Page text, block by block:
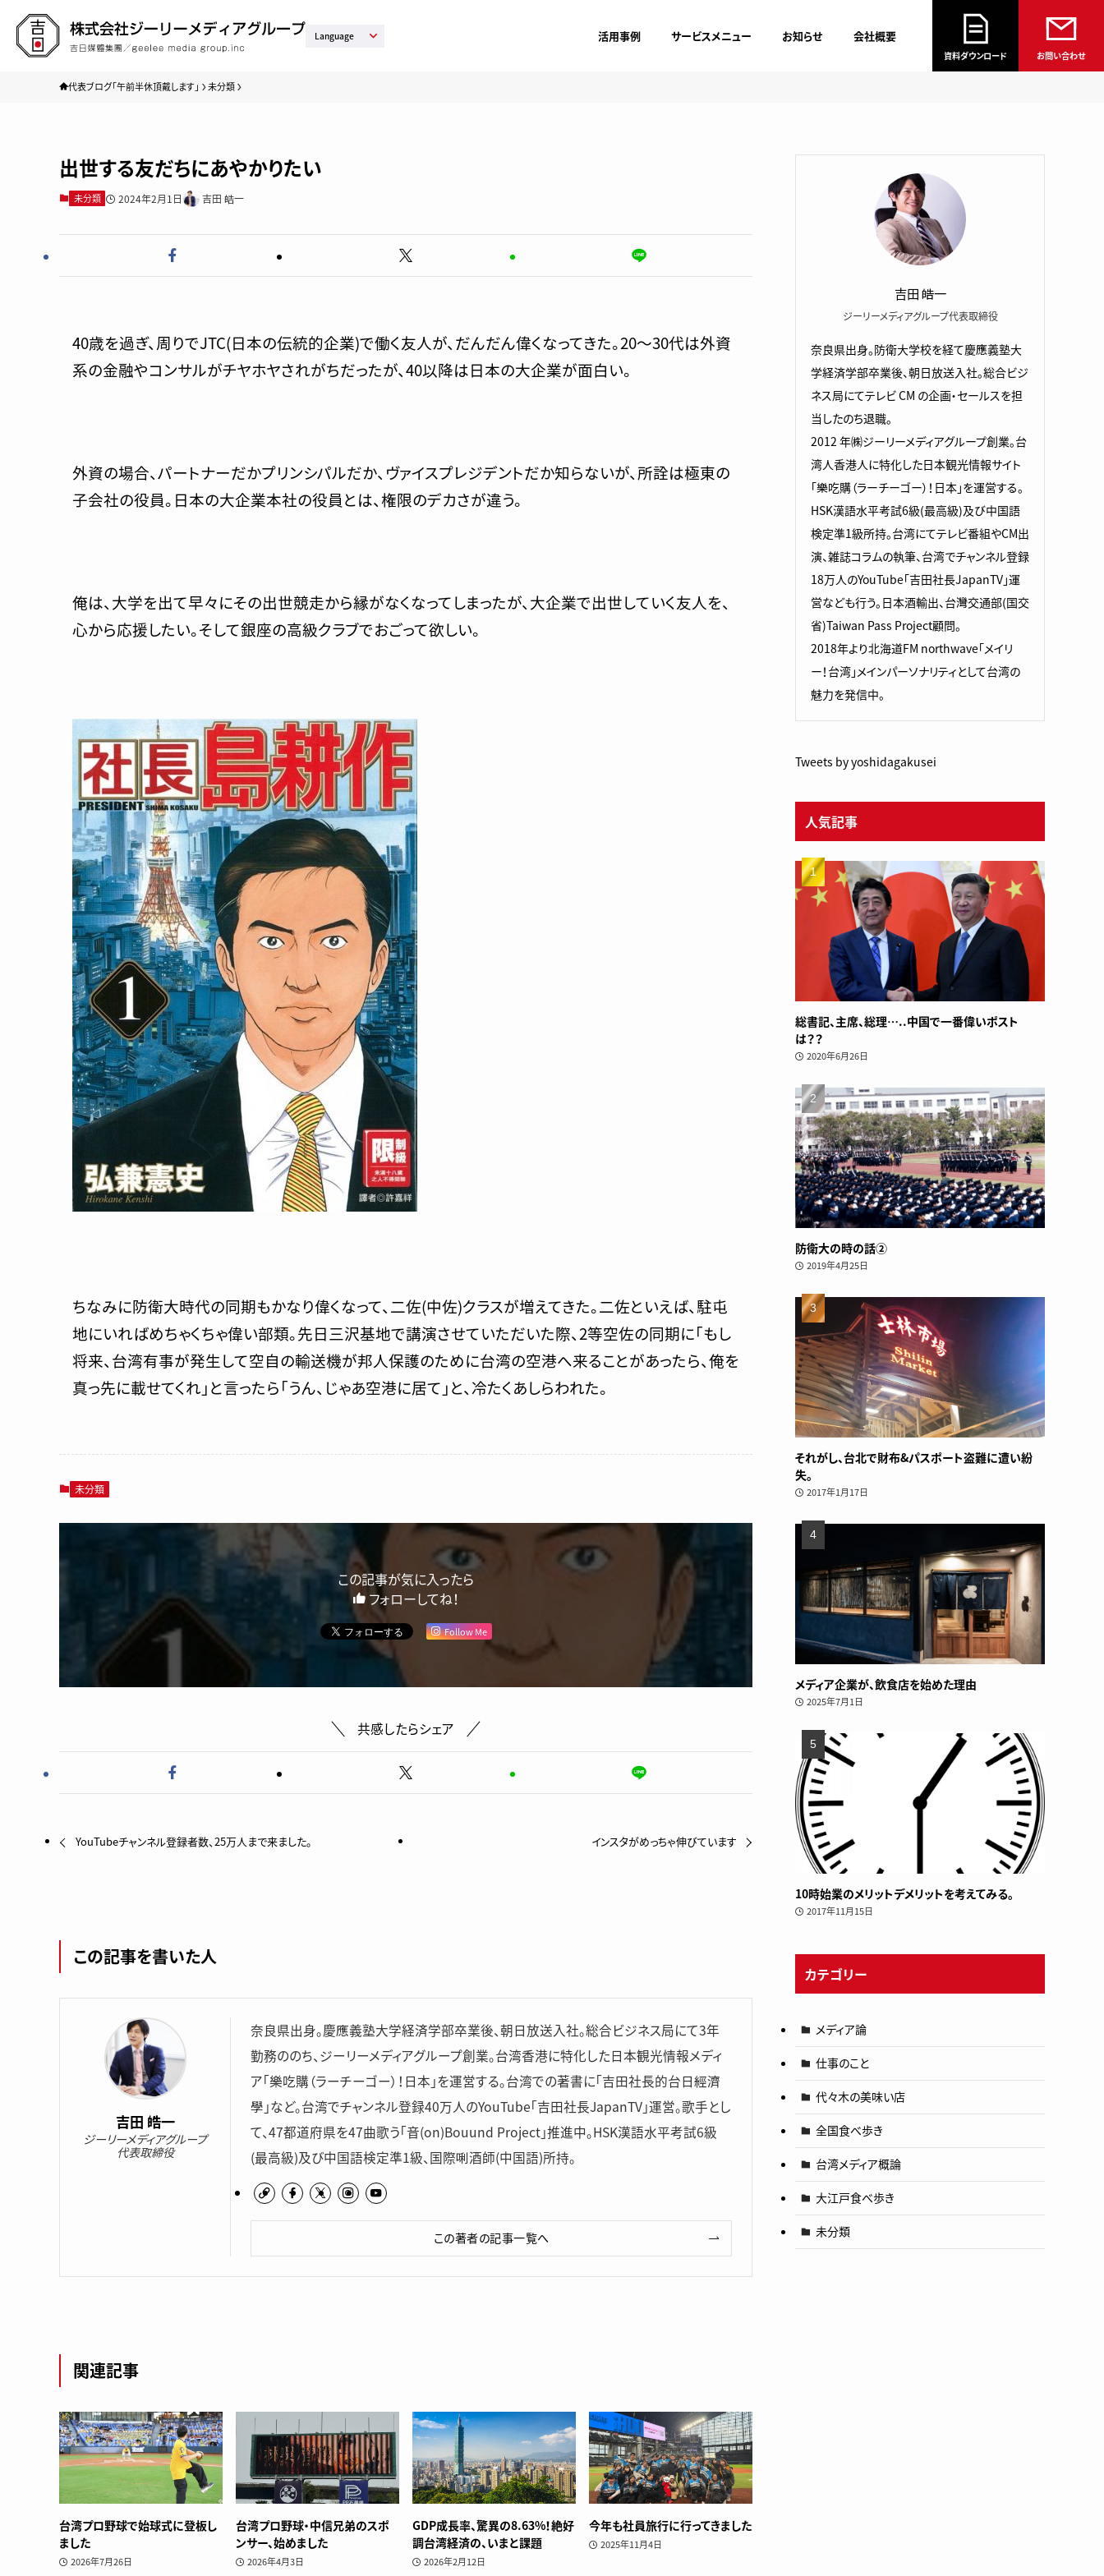
Language 活用事例 サービスメニュー お知らせ 会社概要
資料ダウンロード お問い合わせ
代表ブログ「午前半休頂戴します」 未分類
出世する友だちにあやかりたい
未分類 2024年2月1日 吉田 皓一
40歳を過ぎ、周りでJTC(日本の伝統的企業)で働く友人が、だんだん偉くなってきた。20〜30代は外資
系の金融やコンサルがチヤホヤされがちだったが、40以降は日本の大企業が面白い。
外資の場合、パートナーだかプリンシパルだか、ヴァイスプレジデントだか知らないが、所詮は極東の
子会社の役員。日本の大企業本社の役員とは、権限のデカさが違う。
俺は、大学を出て早々にその出世競走から縁がなくなってしまったが、大企業で出世していく友人を、
心から応援したい。そして銀座の高級クラブでおごって欲しい。
ちなみに防衛大時代の同期もかなり偉くなって、二佐(中佐)クラスが増えてきた。二佐といえば、駐屯
地にいればめちゃくちゃ偉い部類。先日三沢基地で講演させていただいた際、2等空佐の同期に「もし
将来、台湾有事が発生して空自の輸送機が邦人保護のために台湾の空港へ来ることがあったら、俺を
真っ先に載せてくれ」と言ったら「うん、じゃあ空港に居て」と、冷たくあしらわれた。
未分類
この記事が気に入ったら
フォローしてね！
Follow Me
共感したらシェア
YouTubeチャンネル登録者数、25万人まで来ました。 インスタがめっちゃ伸びています
この記事を書いた人
吉田 皓一
ジーリーメディアグループ
代表取締役
奈良県出身。慶應義塾大学経済学部卒業後、朝日放送入社。総合ビジネス局にて3年
勤務ののち、ジーリーメディアグループ創業。台湾香港に特化した日本観光情報メディ
ア「樂吃購（ラーチーゴー）！日本」を運営する。台湾での著書に「吉田社長的台日經濟
學」など。台湾でチャンネル登録40万人のYouTube「吉田社長JapanTV」運営。歌手とし
て、47都道府県を47曲歌う「音(on)Bouund Project」推進中。HSK漢語水平考試6級
(最高級)及び中国語検定準1級、国際唎酒師(中国語)所持。
この著者の記事一覧へ
関連記事
台湾プロ野球で始球式に登板し
ました
2026年7月26日
台湾プロ野球・中信兄弟のスポ
ンサー、始めました
2026年4月3日
GDP成長率、驚異の8.63%！絶好
調台湾経済の、いまと課題
2026年2月12日
今年も社員旅行に行ってきました
2025年11月4日
吉田 皓一
ジーリーメディアグループ代表取締役
奈良県出身。防衛大学校を経て慶應義塾大
学経済学部卒業後、朝日放送入社。総合ビジ
ネス局にてテレビ CM の企画・セールスを担
当したのち退職。
2012 年㈱ジーリーメディアグループ創業。台
湾人香港人に特化した日本観光情報サイト
「樂吃購（ラーチーゴー）！日本」を運営する。
HSK漢語水平考試6級(最高級)及び中国語
検定準1級所持。台湾にてテレビ番組やCM出
演、雑誌コラムの執筆、台湾でチャンネル登録
18万人のYouTube「吉田社長JapanTV」運
営なども行う。日本酒輸出、台灣交通部(国交
省)Taiwan Pass Project顧問。
2018年より北海道FM northwave「メイリ
ー！台湾」メインパーソナリティとして台湾の
魅力を発信中。
Tweets by yoshidagakusei
人気記事
総書記、主席、総理…..中国で一番偉いポスト
は？？
2020年6月26日
防衛大の時の話②
2019年4月25日
それがし、台北で財布&パスポート盗難に遭い紛
失。
2017年1月17日
メディア企業が、飲食店を始めた理由
2025年7月1日
10時始業のメリットデメリットを考えてみる。
2017年11月15日
カテゴリー
メディア論
仕事のこと
代々木の美味い店
全国食べ歩き
台湾メディア概論
大江戸食べ歩き
未分類